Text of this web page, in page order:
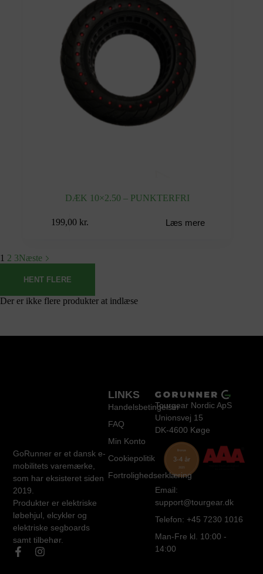
DÆK 10×2.50 – PUNKTERFRI
199,00 kr. Læs mere
1 2 3Næste
HENT FLERE
Der er ikke flere produkter at indlæse
GoRunner er et dansk e-
mobilitets varemærke,
som har eksisteret siden
2019.
Produkter er elektriske
løbehjul, elcykler og
elektriske segboards
samt tilbehør.
LINKS
Handelsbetingelser
FAQ
Min Konto
Cookiepolitik
Fortrolighedserklæring
Tourgear Nordic ApS
Unionsvej 15
DK-4600 Køge
Email:
support@tourgear.dk
Telefon: +45 7230 1016
Man-Fre kl. 10:00 -
14:00